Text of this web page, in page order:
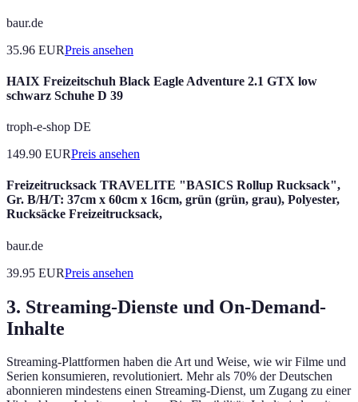
baur.de
35.96 EURPreis ansehen
HAIX Freizeitschuh Black Eagle Adventure 2.1 GTX low
schwarz Schuhe D 39
troph-e-shop DE
149.90 EURPreis ansehen
Freizeitrucksack TRAVELITE "BASICS Rollup Rucksack",
Gr. B/H/T: 37cm x 60cm x 16cm, grün (grün, grau), Polyester,
Rucksäcke Freizeitrucksack,
baur.de
39.95 EURPreis ansehen
3. Streaming-Dienste und On-Demand-
Inhalte
Streaming-Plattformen haben die Art und Weise, wie wir Filme und
Serien konsumieren, revolutioniert. Mehr als 70% der Deutschen
abonnieren mindestens einen Streaming-Dienst, um Zugang zu einer